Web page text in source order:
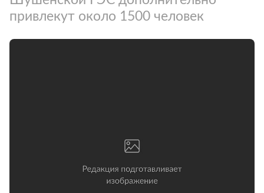
привлекут около 1500 человек